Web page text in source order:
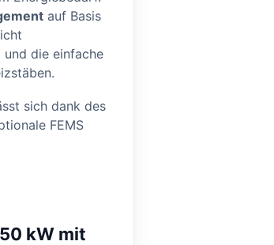
auf Basis
die einfache
sich dank des
FEMS
kW mit